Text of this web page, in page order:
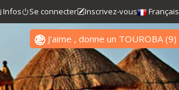
Infos Se connecter Inscrivez-vous Français
J'aime , donne un TOUROBA(9)